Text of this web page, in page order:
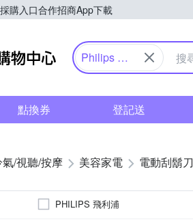
購入口合作招商App下載
Yahoo購物中心
Philips 飛
點換券 登記送
/視聽/按摩 美容家電 電動刮鬍刀
PHILIPS 飛利浦